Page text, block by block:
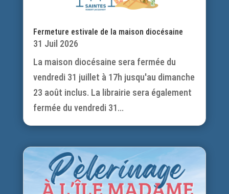
Fermeture estivale de la maison diocésaine
31 Juil 2026
La maison diocésaine sera fermée du
vendredi 31 juillet à 17h jusqu'au dimanche
23 août inclus. La librairie sera également
fermée du vendredi 31...